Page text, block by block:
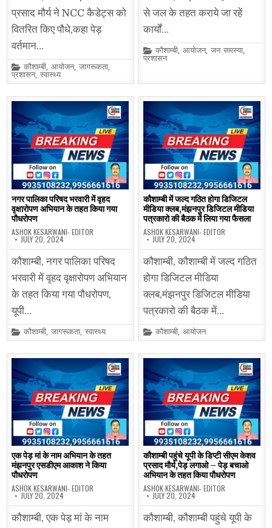
प्रसाद मौर्य ने NCC कैडेट्स को
वितरित किए पौधे,कहा पेड़
वर्तमान…
Posted
in
कौशाम्बी,आयोजन,जागरूकता,
प्रशासन,स्वास्थ्य
से जल के तहत कराये जा रहें
कार्यों…
Posted
in
कौशाम्बी,आयोजन,जन समस्या,
प्रशासन
नगर पालिका परिषद भरवारी में वृहद
वृक्षारोपण अभियान के तहत किया गया
पौधरोपण
ASHOK KESARWANI- EDITOR
JULY 20, 2024
कौशाम्बी, नगर पालिका परिषद
भरवारी में वृहद वृक्षारोपण अभियान
के तहत किया गया पौधरोपण,
यूपी…
Posted
in
कौशाम्बी,जागरूकता,स्वास्थ्य
कौशाम्बी में जल्द गठित होगा डिजिटल
मीडिया क्लब,मंझनपुर डिजिटल मीडिया
पत्रकारो की बैठक में लिया गया फैसला
ASHOK KESARWANI- EDITOR
JULY 20, 2024
कौशाम्बी, कौशाम्बी में जल्द गठित
होगा डिजिटल मीडिया
क्लब,मंझनपुर डिजिटल मीडिया
पत्रकारो की बैठक में…
Posted
in
कौशाम्बी,आयोजन
एक पेड़ मां के नाम अभियान के तहत
मंझनपुर एसडीएम आकाश ने किया
पौधरोपण
ASHOK KESARWANI- EDITOR
JULY 20, 2024
कौशाम्बी, एक पेड़ मां के नाम
कौशाम्बी पहुंचे यूपी के डिप्टी सीएम केशव
प्रसाद मौर्य,पेड़ लगाओ – पेड़ बचाओ
अभियान के तहत किया पौधरोपण
ASHOK KESARWANI- EDITOR
JULY 20, 2024
कौशाम्बी, कौशाम्बी पहुंचे यूपी के